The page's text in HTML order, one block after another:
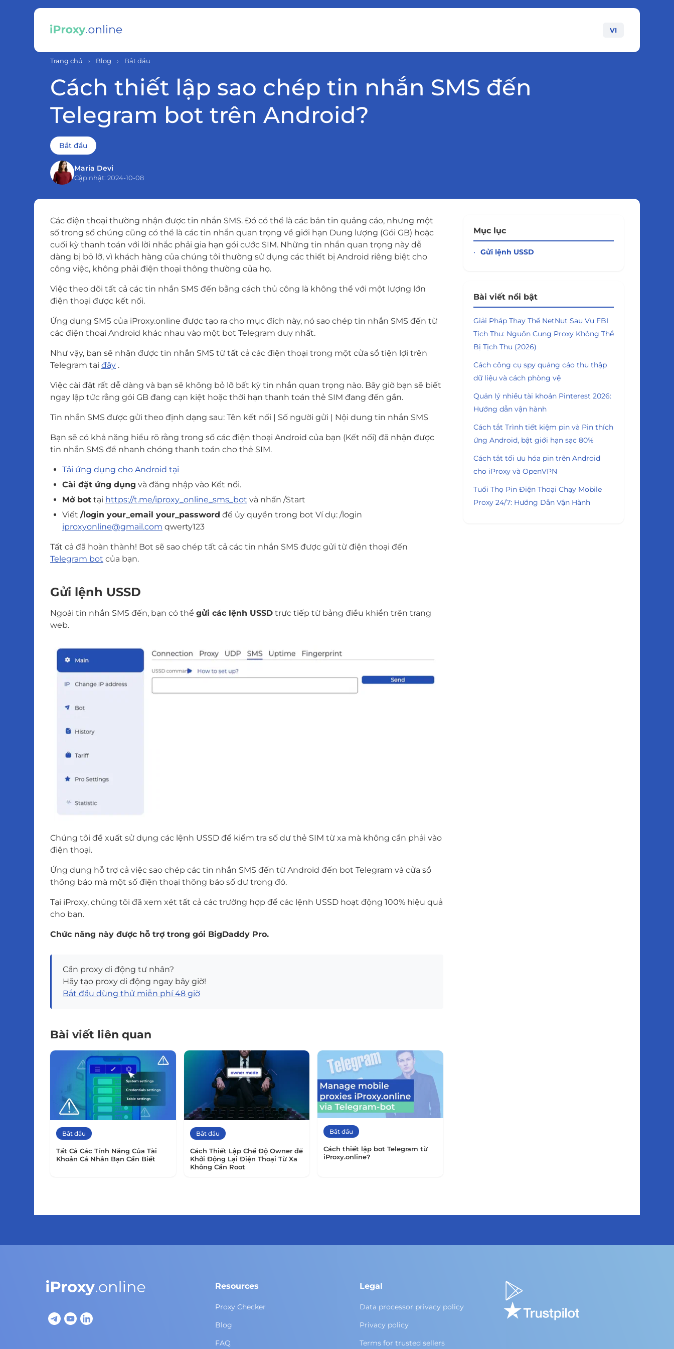
VI
Trang chủ › Blog › Bắt đầu
Cách thiết lập sao chép tin nhắn SMS đến
Telegram bot trên Android?
Bắt đầu
Maria Devi
Cập nhật: 2024-10-08
Các điện thoại thường nhận được tin nhắn SMS. Đó có thể là các bản tin quảng cáo, nhưng một
số trong số chúng cũng có thể là các tin nhắn quan trọng về giới hạn Dung lượng (Gói GB) hoặc
cuối kỳ thanh toán với lời nhắc phải gia hạn gói cước SIM. Những tin nhắn quan trọng này dễ
dàng bị bỏ lỡ, vì khách hàng của chúng tôi thường sử dụng các thiết bị Android riêng biệt cho
công việc, không phải điện thoại thông thường của họ.
Việc theo dõi tất cả các tin nhắn SMS đến bằng cách thủ công là không thể với một lượng lớn
điện thoại được kết nối.
Ứng dụng SMS của iProxy.online được tạo ra cho mục đích này, nó sao chép tin nhắn SMS đến từ
các điện thoại Android khác nhau vào một bot Telegram duy nhất.
Như vậy, bạn sẽ nhận được tin nhắn SMS từ tất cả các điện thoại trong một cửa sổ tiện lợi trên
Telegram tại đây .
Việc cài đặt rất dễ dàng và bạn sẽ không bỏ lỡ bất kỳ tin nhắn quan trọng nào. Bây giờ bạn sẽ biết
ngay lập tức rằng gói GB đang cạn kiệt hoặc thời hạn thanh toán thẻ SIM đang đến gần.
Tin nhắn SMS được gửi theo định dạng sau: Tên kết nối | Số người gửi | Nội dung tin nhắn SMS
Bạn sẽ có khả năng hiểu rõ rằng trong số các điện thoại Android của bạn (Kết nối) đã nhận được
tin nhắn SMS để nhanh chóng thanh toán cho thẻ SIM.
Tải ứng dụng cho Android tại
Cài đặt ứng dụng và đăng nhập vào Kết nối.
Mở bot tại https://t.me/iproxy_online_sms_bot và nhấn /Start
Viết /login your_email your_password để ủy quyền trong bot Ví dụ: /login
iproxyonline@gmail.com qwerty123
Tất cả đã hoàn thành! Bot sẽ sao chép tất cả các tin nhắn SMS được gửi từ điện thoại đến
Telegram bot của bạn.
Gửi lệnh USSD
Ngoài tin nhắn SMS đến, bạn có thể gửi các lệnh USSD trực tiếp từ bảng điều khiển trên trang
web.
Chúng tôi đề xuất sử dụng các lệnh USSD để kiểm tra số dư thẻ SIM từ xa mà không cần phải vào
điện thoại.
Ứng dụng hỗ trợ cả việc sao chép các tin nhắn SMS đến từ Android đến bot Telegram và cửa sổ
thông báo mà một số điện thoại thông báo số dư trong đó.
Tại iProxy, chúng tôi đã xem xét tất cả các trường hợp để các lệnh USSD hoạt động 100% hiệu quả
cho bạn.
Chức năng này được hỗ trợ trong gói BigDaddy Pro.
Cần proxy di động tư nhân?
Hãy tạo proxy di động ngay bây giờ!
Bắt đầu dùng thử miễn phí 48 giờ
Bài viết liên quan
Bắt đầu
Tất Cả Các Tính Năng Của Tài
Khoản Cá Nhân Bạn Cần Biết
Bắt đầu
Cách Thiết Lập Chế Độ Owner để
Khởi Động Lại Điện Thoại Từ Xa
Không Cần Root
Bắt đầu
Cách thiết lập bot Telegram từ
iProxy.online?
Mục lục
Gửi lệnh USSD
Bài viết nổi bật
Giải Pháp Thay Thế NetNut Sau Vụ FBI
Tịch Thu: Nguồn Cung Proxy Không Thể
Bị Tịch Thu (2026)
Cách công cụ spy quảng cáo thu thập
dữ liệu và cách phòng vệ
Quản lý nhiều tài khoản Pinterest 2026:
Hướng dẫn vận hành
Cách tắt Trình tiết kiệm pin và Pin thích
ứng Android, bật giới hạn sạc 80%
Cách tắt tối ưu hóa pin trên Android
cho iProxy và OpenVPN
Tuổi Thọ Pin Điện Thoại Chạy Mobile
Proxy 24/7: Hướng Dẫn Vận Hành
Resources
Proxy Checker
Blog
FAQ
Legal
Data processor privacy policy
Privacy policy
Terms for trusted sellers